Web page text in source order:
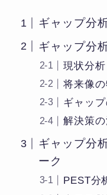
ギャップ分
ギャップ分
現状分析
将来像の
ギャッ
解決策
ギャップ分
ーク
PEST分